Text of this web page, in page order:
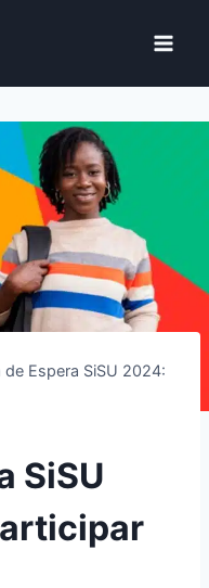
de Espera SiSU 2024:
SiSU